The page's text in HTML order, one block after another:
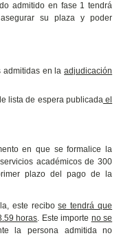
admitido en fase 1 tendrá
su plaza y poder
admitidas en laadjudicación
lista de espera publicadael
en que se formalice la
académicos de 300
plazo del pago de la
este recibose tendrá que
horas. Este importe no se
la persona admitida no